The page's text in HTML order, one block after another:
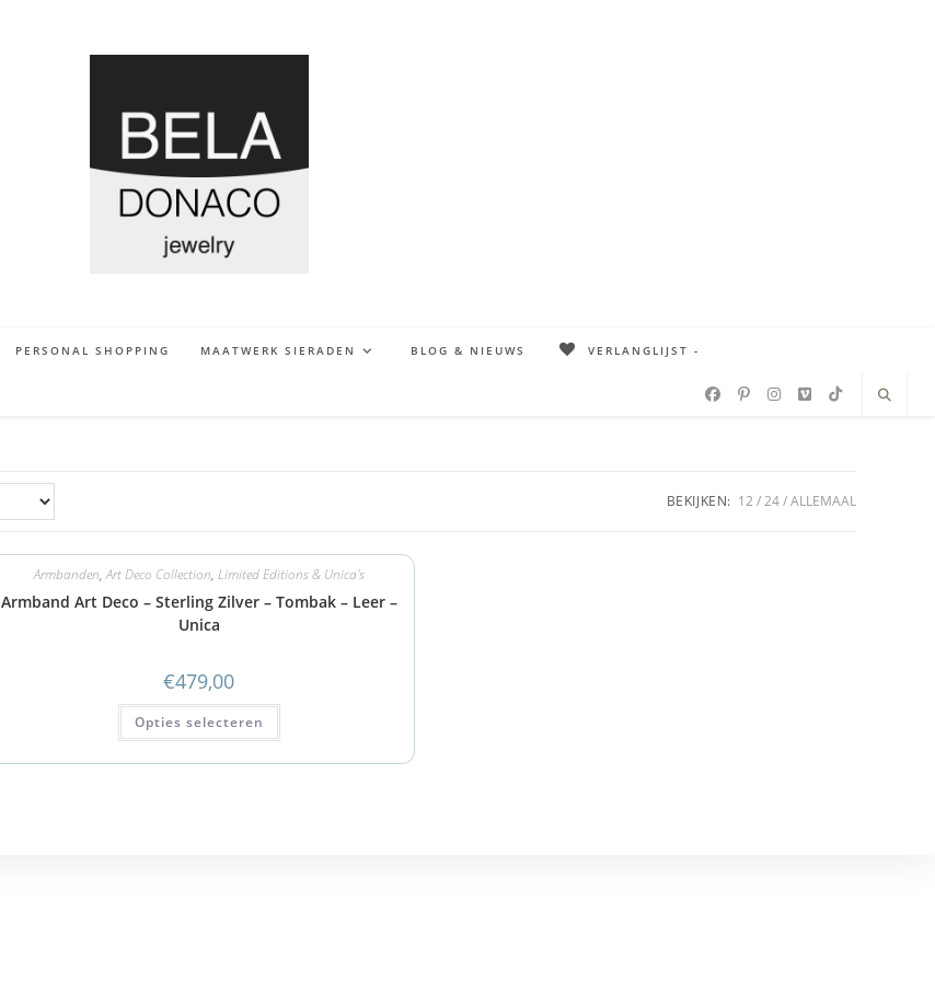
PERSONAL SHOPPING MAATWERK SIERADEN BLOG & NIEUWS VERLANGLIJST -
BEKIJKEN: 12 24 ALLEMAAL
Armbanden,Art Deco Collection, Limited Editions & Unica's
Armband Art Deco – Sterling Zilver – Tombak – Leer –
Unica
€479,00
Opties selecteren